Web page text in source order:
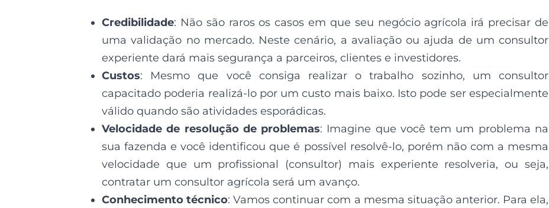
Credibilidade: Não são raros os casos em que seu negócio agrícola irá precisar de
uma validação no mercado. Neste cenário, a avaliação ou ajuda de um consultor
experiente dará mais segurança a parceiros, clientes e investidores.
Custos: Mesmo que você consiga realizar o trabalho sozinho, um consultor
capacitado poderia realizá-lo por um custo mais baixo. Isto pode ser especialmente
válido quando são atividades esporádicas.
Velocidade de resolução de problemas: Imagine que você tem um problema na
sua fazenda e você identificou que é possível resolvê-lo, porém não com a mesma
velocidade que um profissional (consultor) mais experiente resolveria, ou seja,
contratar um consultor agrícola será um avanço.
Conhecimento técnico: Vamos continuar com a mesma situação anterior. Para ela,